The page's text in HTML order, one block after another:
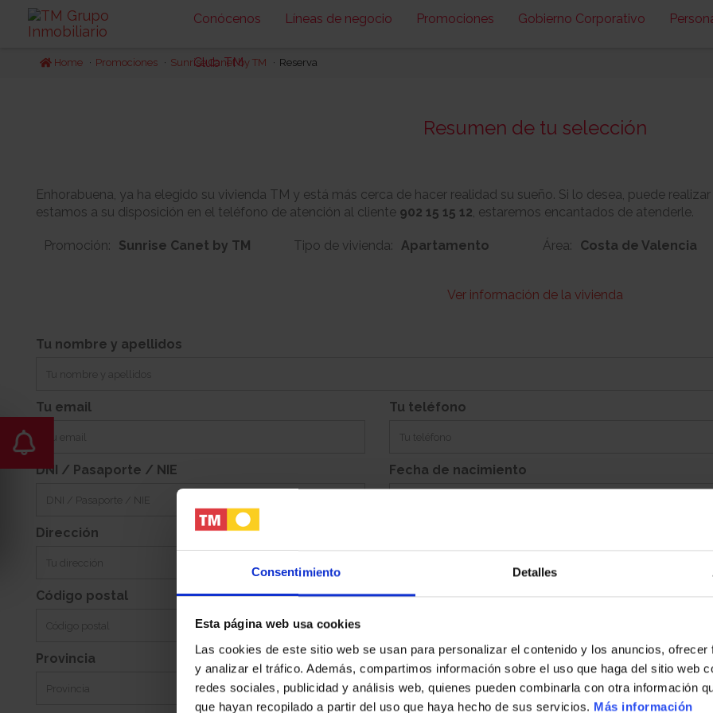
Consentimiento Detalles
Esta página web usa cookies
Las cookies de este sitio web se usan para personalizar el contenido y los anuncios,
y analizar el tráfico. Además, compartimos información sobre el uso que haga del sitio web
redes sociales, publicidad y análisis web, quienes pueden combinarla con otra información
que hayan recopilado a partir del uso que haya hecho de sus servicios. Más información
Conócenos Líneas de negocio Promociones Gobierno Corporativo
Club TM
Home Promociones Sunrise Canet by TM Reserva
Resumen de tu selección
Enhorabuena, ya ha elegido su vivienda TM y está más cerca de hacer realidad su sueño. Si lo desea, puede
estamos a su disposición en el teléfono de atención al cliente 902 15 15 12, estaremos encantados de atenderle.
Promoción: Sunrise Canet by TM Tipo de vivienda: Apartamento Área: Costa de Valencia
Ver información de la vivienda
1
Jardin: -
Tu nombre y apellidos
Tu email Tu teléfono
DNI / Pasaporte / NIE Fecha de nacimiento
Dirección
Código postal Población
Provincia País